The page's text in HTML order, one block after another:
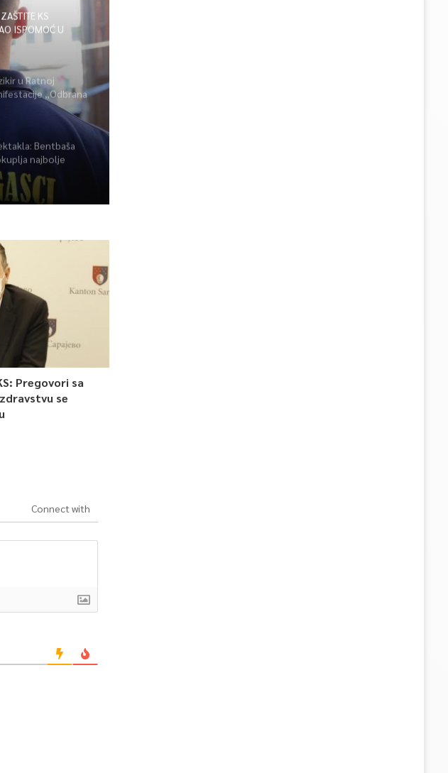
KS
ISPOMOĆ U
u Ratnoj
„Odbrana
počast
Bentbaša
najbolje
Pregovori sa
se
Connect with